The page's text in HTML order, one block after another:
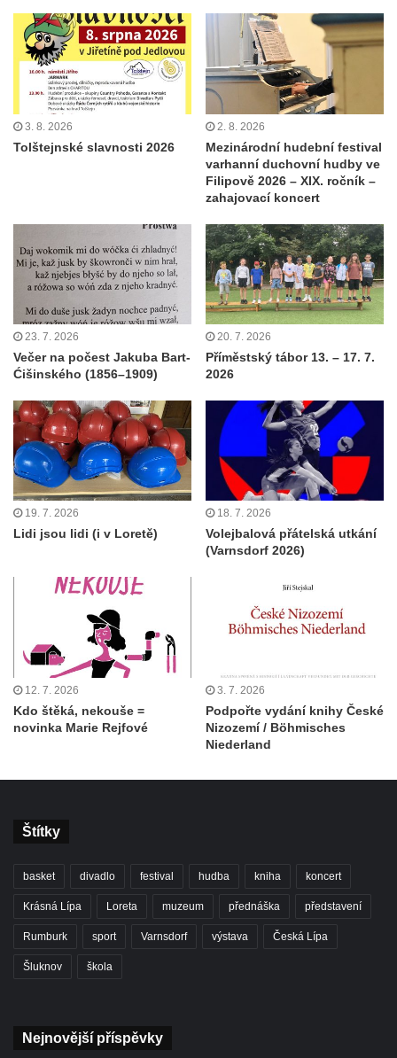
3. 8. 2026
Tolštejnské slavnosti 2026
2. 8. 2026
Mezinárodní hudební festival
varhanní duchovní hudby ve
Filipově 2026 – XIX. ročník –
zahajovací koncert
23. 7. 2026
Večer na počest Jakuba Bart-
Ćišinského (1856–1909)
20. 7. 2026
Příměstský tábor 13. – 17. 7.
2026
19. 7. 2026
Lidi jsou lidi (i v Loretě)
18. 7. 2026
Volejbalová přátelská utkání
(Varnsdorf 2026)
12. 7. 2026
Kdo štěká, nekouše =
novinka Marie Rejfové
3. 7. 2026
Podpořte vydání knihy České
Nizozemí / Böhmisches
Niederland
Štítky
basket divadlo festival hudba kniha koncert
Krásná Lípa Loreta muzeum přednáška představení
Rumburk sport Varnsdorf výstava Česká Lípa
Šluknov škola
Nejnovější příspěvky